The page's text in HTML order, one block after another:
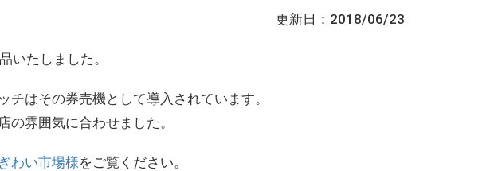
更新日：2018/06/23
いたしました。
はその券売機として導入されています。
雰囲気に合わせました。
わい市場様をご覧ください。